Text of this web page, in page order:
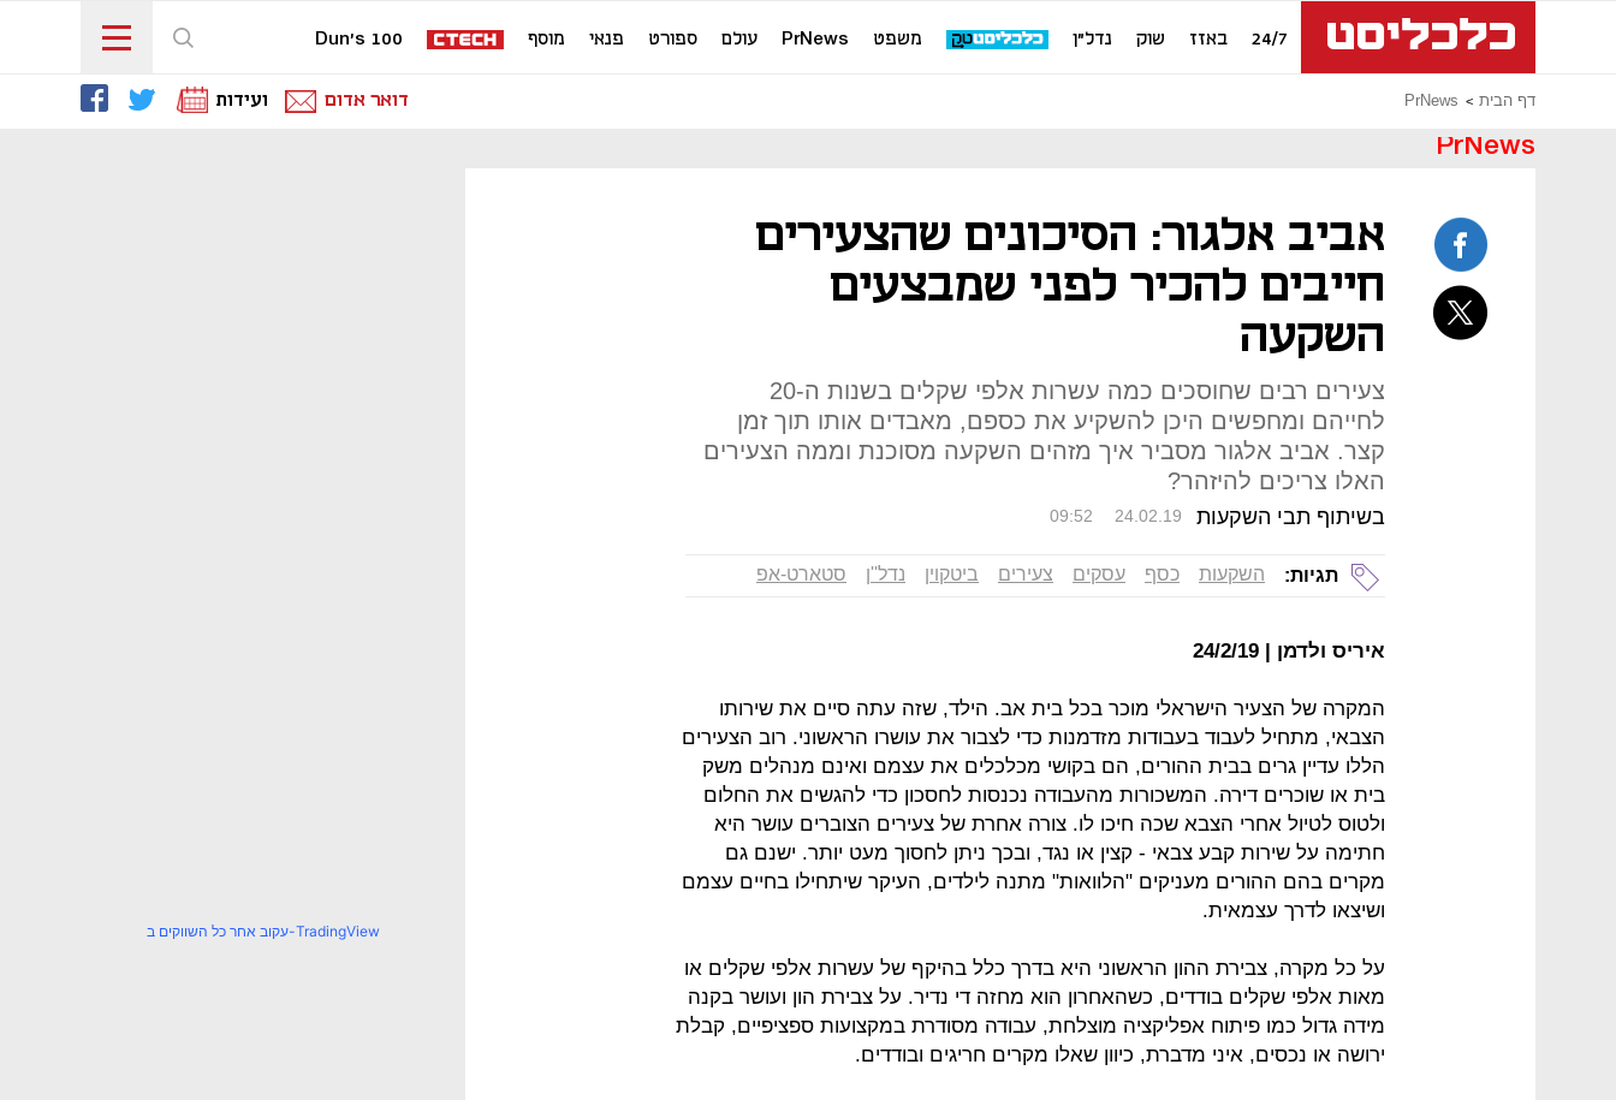
24/7 באזז שוק נדל"ן משפט PrNews עולם ספורט פנאי מוסף Dun's 100
דף הבית PrNews דואר אדום ועידות
PrNews
אביב אלגור: הסיכונים שהצעירים
חייבים להכיר לפני שמבצעים
השקעה
צעירים רבים שחוסכים כמה עשרות אלפי שקלים בשנות ה-20
לחייהם ומחפשים היכן להשקיע את כספם, מאבדים אותו תוך זמן
קצר. אביב אלגור מסביר איך מזהים השקעה מסוכנת וממה הצעירים
האלו צריכים להיזהר?
בשיתוף תבי השקעות 09:52 24.02.19
תגיות: השקעות כסף עסקים צעירים ביטקוין נדל''ן סטארט-אפ
איריס ולדמן | 24/2/19
המקרה של הצעיר הישראלי מוכר בכל בית אב. הילד, שזה עתה סיים את שירותו
הצבאי, מתחיל לעבוד בעבודות מזדמנות כדי לצבור את עושרו הראשוני. רוב הצעירים
הללו עדיין גרים בבית ההורים, הם בקושי מכלכלים את עצמם ואינם מנהלים משק
בית או שוכרים דירה. המשכורות מהעבודה נכנסות לחסכון כדי להגשים את החלום
ולטוס לטיול אחרי הצבא שכה חיכו לו. צורה אחרת של צעירים הצוברים עושר היא
חתימה על שירות קבע צבאי - קצין או נגד, ובכך ניתן לחסוך מעט יותר. ישנם גם
מקרים בהם ההורים מעניקים "הלוואות" מתנה לילדים, העיקר שיתחילו בחיים עצמם
ושיצאו לדרך עצמאית.
על כל מקרה, צבירת ההון הראשוני היא בדרך כלל בהיקף של עשרות אלפי שקלים או
מאות אלפי שקלים בודדים, כשהאחרון הוא מחזה די נדיר. על צבירת הון ועושר בקנה
מידה גדול כמו פיתוח אפליקציה מוצלחת, עבודה מסודרת במקצועות ספציפיים, קבלת
ירושה או נכסים, איני מדברת, כיוון שאלו מקרים חריגים ובודדים.
עקוב אחר כל השווקים ב-TradingView